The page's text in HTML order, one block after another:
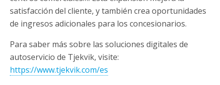
satisfacción del cliente, y también crea oportunidades
de ingresos adicionales para los concesionarios.
Para saber más sobre las soluciones digitales de
autoservicio de Tjekvik, visite:
https://www.tjekvik.com/es